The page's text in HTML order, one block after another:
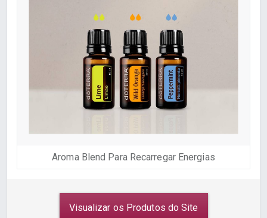
Aroma Blend Para Recarregar Energias
Visualizar os Produtos do Site